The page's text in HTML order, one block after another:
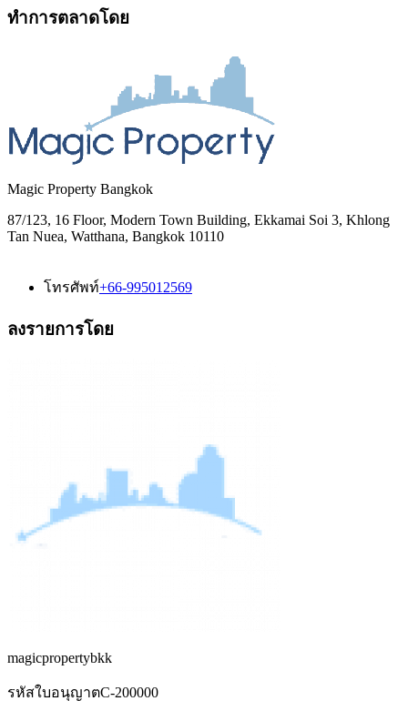
ทำการตลาดโดย
Magic Property Bangkok
87/123, 16 Floor, Modern Town Building, Ekkamai Soi 3, Khlong
Tan Nuea, Watthana, Bangkok 10110
โทรศัพท์+66-995012569
ลงรายการโดย
magicpropertybkk
รหัสใบอนุญาตC-200000